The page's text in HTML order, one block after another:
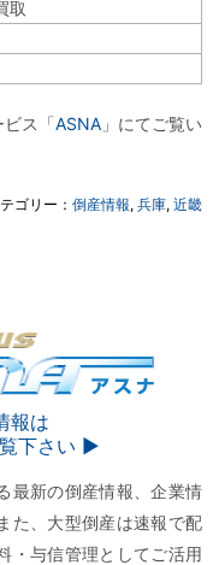
取
ビス「ASNA 」にてご覧い
ゴリー：倒産情報,兵庫,近畿
報は
下さい ▶︎
最新の倒産情報、企業情
た、大型倒産は速報で配
・与信管理としてご活用